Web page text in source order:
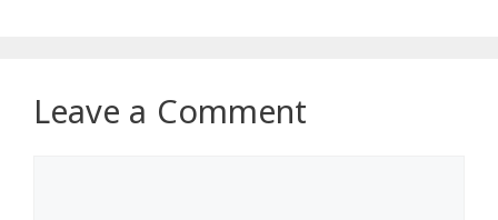
Leave a Comment